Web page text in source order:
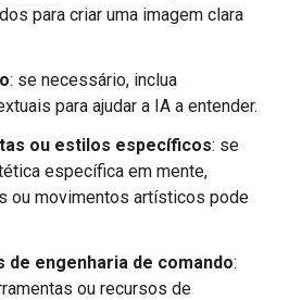
para criar uma imagem clara
: se necessário, inclua
para ajudar a IA a entender.
ou estilos específicos: se
específica em mente,
ou movimentos artísticos pode
engenharia de comando:
ou recursos de